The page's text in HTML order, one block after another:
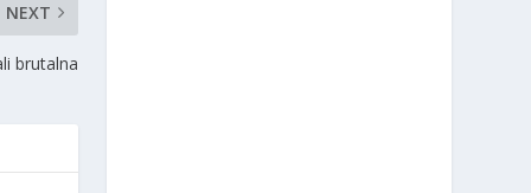
NEXT
brutalna